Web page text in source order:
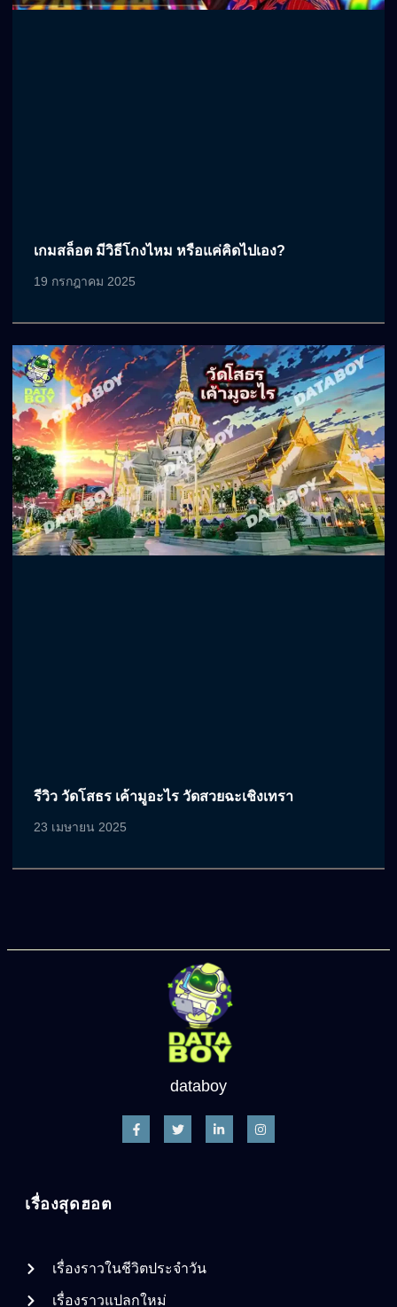
เกมสล็อต มีวิธีโกงไหม หรือแค่คิดไปเอง?
19 กรกฎาคม 2025
รีวิว วัดโสธร เค้ามูอะไร วัดสวยฉะเชิงเทรา
23 เมษายน 2025
databoy
เรื่องสุดฮอต
เรื่องราวในชีวิตประจำวัน
เรื่องราวแปลกใหม่